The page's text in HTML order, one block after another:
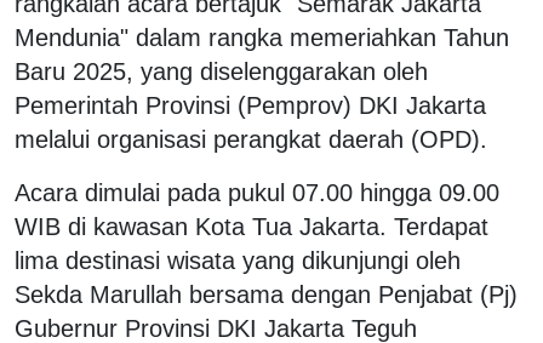
Mendunia" dalam rangka memeriahkan Tahun
Baru 2025, yang diselenggarakan oleh
Pemerintah Provinsi (Pemprov) DKI Jakarta
melalui organisasi perangkat daerah (OPD).
Acara dimulai pada pukul 07.00 hingga 09.00
WIB di kawasan Kota Tua Jakarta. Terdapat
lima destinasi wisata yang dikunjungi oleh
Sekda Marullah bersama dengan Penjabat (Pj)
Gubernur Provinsi DKI Jakarta Teguh